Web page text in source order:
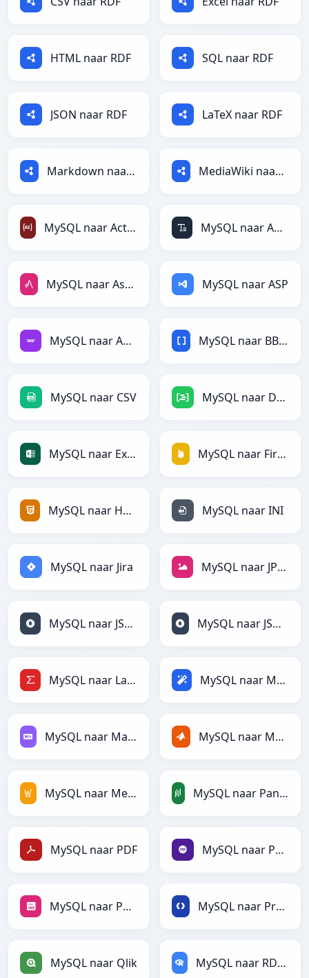
HTML naar RDF SQL naar RDF
JSON naar RDF LaTeX naar RDF
Markdown naar RDF MediaWiki naar RDF
MySQL naar ActionScript MySQL naar ASCII
MySQL naar AsciiDoc MySQL naar ASP
MySQL naar Avro MySQL naar BBCode
MySQL naar CSV MySQL naar DAX
MySQL naar Excel MySQL naar Firebase
MySQL naar HTML MySQL naar INI
MySQL naar Jira MySQL naar JPEG
MySQL naar JSON MySQL naar JSONLines
MySQL naar LaTeX MySQL naar Magic
MySQL naar Markdown MySQL naar MATLAB
MySQL naar MediaWiki MySQL naar PandasDataFrame
MySQL naar PDF MySQL naar PHP
MySQL naar PNG MySQL naar Protobuf
MySQL naar Qlik MySQL naar RDataFrame